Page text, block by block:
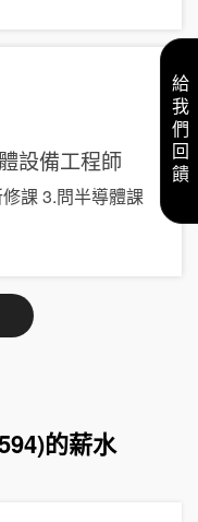
設備工程師
課 3.問半導體課
的薪水
給我們回饋